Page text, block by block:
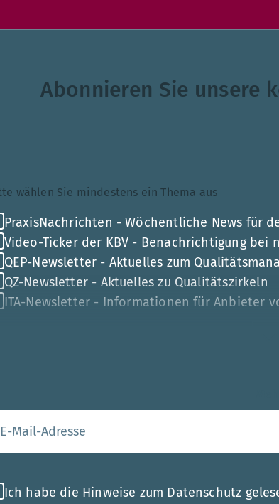
Abonnieren Sie unsere
Bitte wählen Sie mindestens ein Thema aus
PraxisNachrichten - Wöchentliche News für
Video-Ticker der KBV - Benachrichtigung bei
QEP-Newsletter - Aktuelles zum
QZ-Newsletter - Aktuelles zu Qualitätszirkeln
ITA-Newsletter - Informationen für Anbieter
Ich habe die Hinweise zum Datenschutz
E-Mail-Adresse